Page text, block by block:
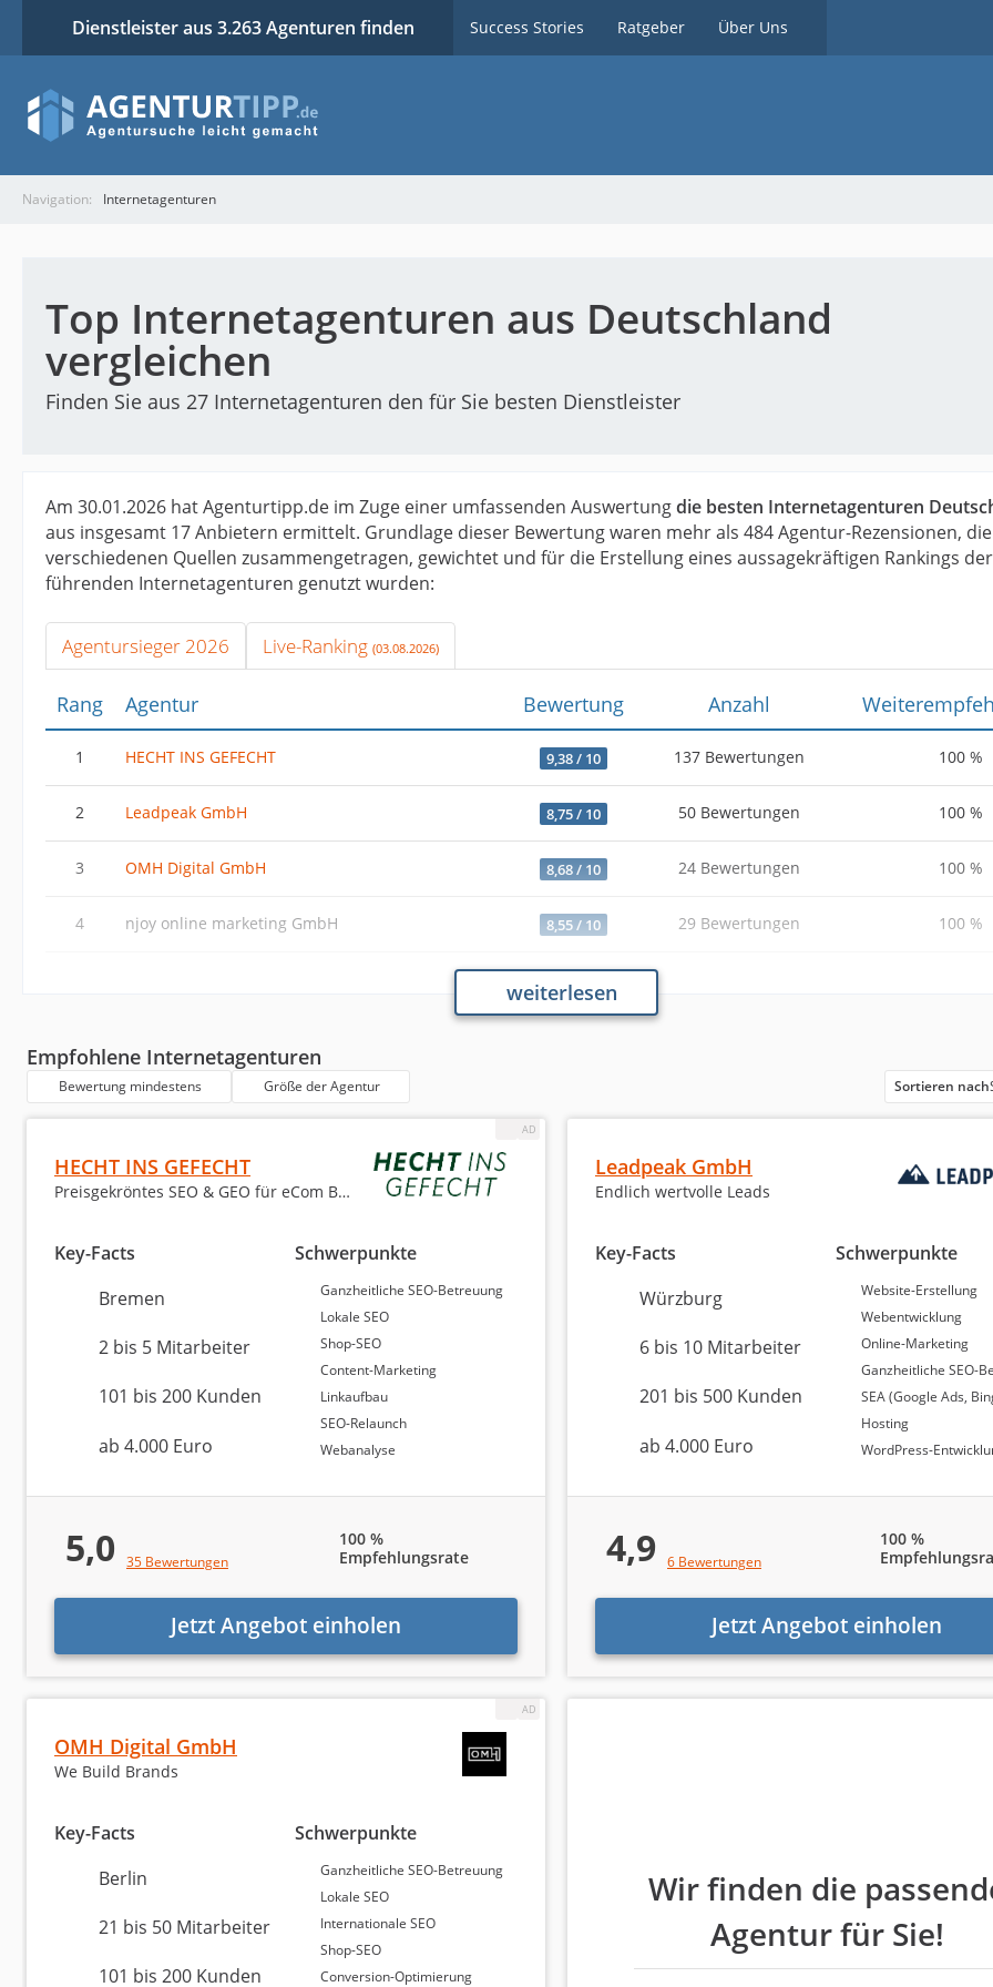
Dienstleister aus 3.263 Agenturen finden Success Stories Ratgeber Über Uns
Navigation: Internetagenturen
Top Internetagenturen aus Deutschland
vergleichen
Finden Sie aus 27 Internetagenturen den für Sie besten Dienstleister
Am 30.01.2026 hat Agenturtipp.de im Zuge einer umfassenden Auswertungdie besten Internetagenturen
aus insgesamt 17 Anbietern ermittelt. Grundlage dieser Bewertung waren mehr als 484 Agentur-Rezensionen,
verschiedenen Quellen zusammengetragen, gewichtet und für die Erstellung eines aussagekräftigen Rankings der
führenden Internetagenturen genutzt wurden:
Agentursieger 2026 Live-Ranking (03.08.2026)
Rang Agentur Bewertung Anzahl
1 HECHT INS GEFECHT 9,38 / 10 137 Bewertungen 100 %
2 Leadpeak GmbH 8,75 / 10 50 Bewertungen 100 %
3 OMH Digital GmbH 8,68 / 10 24 Bewertungen 100 %
4 njoy online marketing GmbH 8,55 / 10 29 Bewertungen 100 %
8,31 / 10
7 Webdesign Revolution -
8 Webdesign Weimar 6,86 / 10 14 Bewertungen -
9 Online Digital X GmbH & Co. KG 6,78 / 10 13 Bewertungen -
Analyse & Daten vom
Die Top 3 Internetagenturen bieten bemerkenswerte Leistungen und hohe Zufriedenheit bei ihren Kunden. An
Stelle steht HECHT INS GEFECHT mit einer Bewertung von 9,38 von 10, unterstützt durch 137 Bewertungen und
Weiterempfehlungsquote von 100 %. Auf dem zweiten Platz rangiert die Leadpeak GmbH mit einer soliden
8,75 von 10 aus 50 Bewertungen, ebenfalls mit einer Weiterempfehlungsquote von 100 %. Der dritte Platz gehört
Digital GmbH, die eine Bewertung von 8,68 von 10 aufweist und 24 Bewertungen zählt, auch hier liegt die
ihrer Klienten verbunden sind.
Finden Sie die passende Internetagentur!
Wir finden die richtige Agentur für Sie! Füllen Sie nachfolgendes Formular in weniger als 5 Minuten aus:
Bei welchen Aufgaben benötigen Sie Unterstützung?
Suchmaschinenoptimierung (SEO) Google Ads bzw. Bing Ads (SEA)
Social Media Marketing (Facebook etc.) E-Mail-Marketing
weiterlesen
Empfohlene Internetagenturen
Bewertung mindestens Größe der Agentur Sortieren nach
HECHT INS GEFECHT
Preisgekröntes SEO & GEO für eCom Brands ⚓️
Key-Facts
Bremen
2 bis 5 Mitarbeiter
101 bis 200 Kunden
ab 4.000 Euro
Schwerpunkte
Ganzheitliche SEO-Betreuung
Lokale SEO
Shop-SEO
Content-Marketing
Linkaufbau
SEO-Relaunch
Webanalyse
5,0 35 Bewertungen
100 %
Empfehlungsrate
Jetzt Angebot einholen
Leadpeak GmbH
Endlich wertvolle Leads
Key-Facts
Würzburg
6 bis 10 Mitarbeiter
201 bis 500 Kunden
ab 4.000 Euro
Schwerpunkte
Website-Erstellung
Webentwicklung
Online-Marketing
Ganzheitliche SEO-
SEA (Google Ads,
Hosting
WordPress-
4,9 6 Bewertungen
100 %
Jetzt Angebot einholen
OMH Digital GmbH
We Build Brands
Key-Facts
Berlin
21 bis 50 Mitarbeiter
101 bis 200 Kunden
Schwerpunkte
Ganzheitliche SEO-Betreuung
Lokale SEO
Internationale SEO
Shop-SEO
Conversion-Optimierung
Wir finden die
Agentur für Sie!